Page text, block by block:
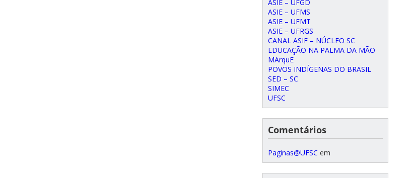
ASIE – UFGD
ASIE – UFMS
ASIE – UFMT
ASIE – UFRGS
CANAL ASIE – NÚCLEO SC
EDUCAÇÃO NA PALMA DA MÃO
MArquE
POVOS INDÍGENAS DO BRASIL
SED – SC
SIMEC
UFSC
Comentários
Paginas@UFSC em